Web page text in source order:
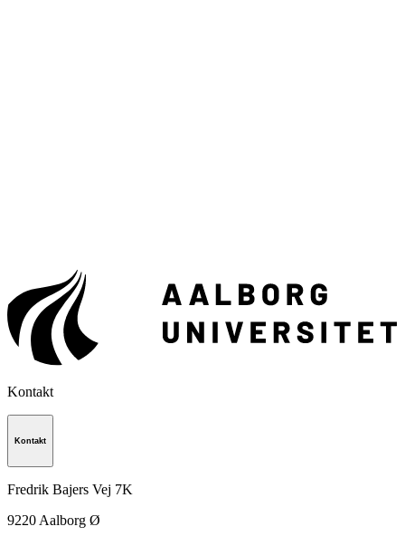
Kontakt
Kontakt
Fredrik Bajers Vej 7K
9220 Aalborg Ø